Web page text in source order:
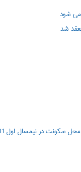
می شود
شد
نیمسال اول 1401-1400 فراهم شد